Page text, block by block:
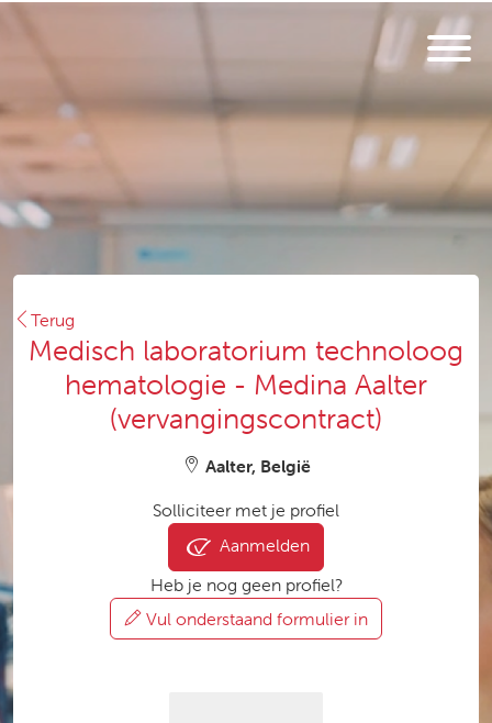
Terug
Medisch laboratorium technoloog
hematologie - Medina Aalter
(vervangingscontract)
Aalter, België
Solliciteer met je profiel
Aanmelden
Heb je nog geen profiel?
Vul onderstaand formulier in